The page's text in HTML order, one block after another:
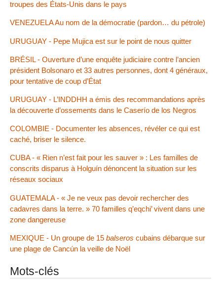
troupes des États-Unis dans le pays
VENEZUELA Au nom de la démocratie (pardon… du pétrole)
URUGUAY - Pepe Mujica est sur le point de nous quitter
BRÉSIL - Ouverture d’une enquête judiciaire contre l’ancien
président Bolsonaro et 33 autres personnes, dont 4 généraux,
pour tentative de coup d’État
URUGUAY - L’INDDHH a émis des recommandations après
la découverte d’ossements dans le Caserío de los Negros
COLOMBIE - Documenter les absences, révéler ce qui est
caché, briser le silence.
CUBA - « Rien n’est fait pour les sauver » : Les familles de
conscrits disparus à Holguín dénoncent la situation sur les
réseaux sociaux
GUATEMALA - « Je ne veux pas devoir rechercher des
cadavres dans la terre. » 70 familles q’eqchi’ vivent dans une
zone dangereuse
MEXIQUE - Un groupe de 15 balseros cubains débarque sur
une plage de Cancún la veille de Noël
Mots-clés